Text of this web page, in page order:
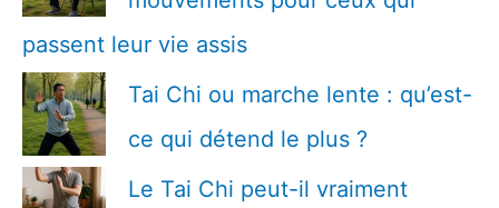
passent leur vie assis
Tai Chi ou marche lente : qu’est-
ce qui détend le plus ?
Le Tai Chi peut-il vraiment